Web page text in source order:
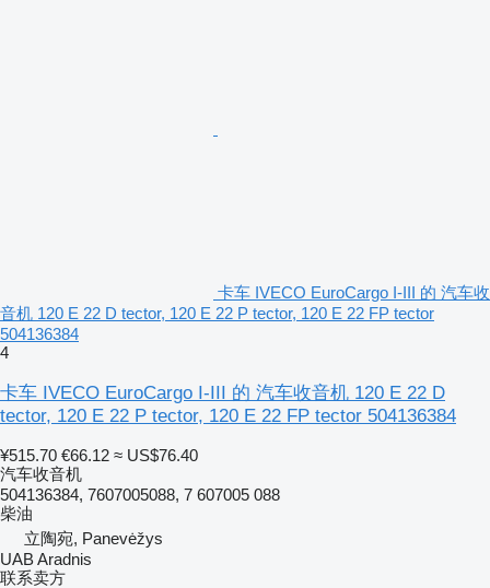
卡车 IVECO EuroCargo I-III 的 汽车收
音机 120 E 22 D tector, 120 E 22 P tector, 120 E 22 FP tector
504136384
4
卡车 IVECO EuroCargo I-III 的 汽车收音机 120 E 22 D
tector, 120 E 22 P tector, 120 E 22 FP tector 504136384
¥515.70 €66.12 ≈ US$76.40
汽车收音机
504136384, 7607005088, 7 607005 088
柴油
立陶宛, Panevėžys
UAB Aradnis
联系卖方